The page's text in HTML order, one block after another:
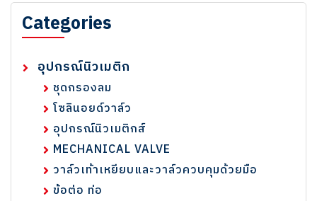
Categories
อุปกรณ์นิวเมติก
ชุดกรองลม
โซลินอยด์วาล์ว
อุปกรณ์นิวเมติกส์
MECHANICAL VALVE
วาล์วเท้าเหยียบและวาล์วควบคุมด้วยมือ
ข้อต่อ ท่อ